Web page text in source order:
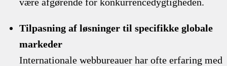
Tilpasning af løsninger til specifikke globale
markeder
Internationale webbureauer har ofte erfaring med